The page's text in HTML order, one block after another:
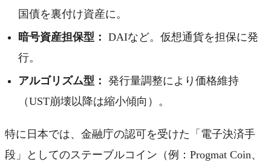
国債を裏付け資産に。
暗号資産担保型： DAIなど。仮想通貨を担保に発
行。
アルゴリズム型： 発行量調整により価格維持
（UST崩壊以降は縮小傾向）。
特に日本では、金融庁の認可を受けた「電子決済手
段」としてのステーブルコイン（例：Progmat Coin、